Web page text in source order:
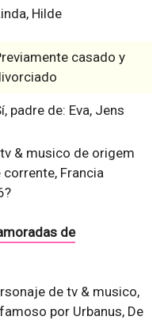
Hilde
casado y
padre de: Eva, Jens
& musico de origem
corrente, Francia
de
de tv & musico,
por Urbanus, De